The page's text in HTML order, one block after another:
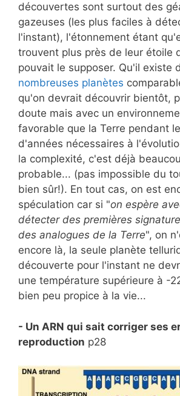
découvertes sont surtout des
gazeuses (les plus faciles à
l'instant), l'étonnement étant
trouvent plus près de leur étoile
pouvait le supposer. Qu'il existe
nombreuses planètes
qu'on devrait découvrir bientôt,
doute mais avec un
favorable que la Terre pendant
d'années nécessaires à
la complexité, c'est déjà
probable... (pas impossible du
bien sûr!). En tout cas, on est
spéculation car si "on espère
détecter des premières
des analogues de la Terre", on
encore là, la seule planète
découverte pour l'instant ne
une température supérieure à -
bien peu propice à la vie...
- Un ARN qui sait corriger ses
reproduction p28